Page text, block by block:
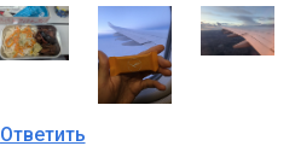
Ответить